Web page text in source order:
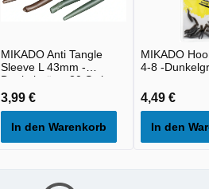
MIKADO Anti Tangle
Sleeve L 43mm -
Dunkelgrün - 20 Stck
3,99 €
In den Warenkorb
MIKADO
4-8 -
4,49 €
In den